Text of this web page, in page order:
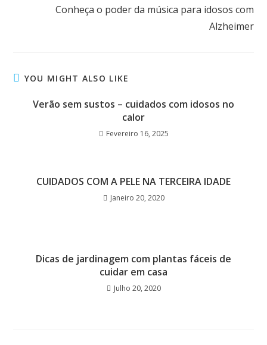
Conheça o poder da música para idosos com
Alzheimer
YOU MIGHT ALSO LIKE
Verão sem sustos – cuidados com idosos no
calor
Fevereiro 16, 2025
CUIDADOS COM A PELE NA TERCEIRA IDADE
Janeiro 20, 2020
Dicas de jardinagem com plantas fáceis de
cuidar em casa
Julho 20, 2020